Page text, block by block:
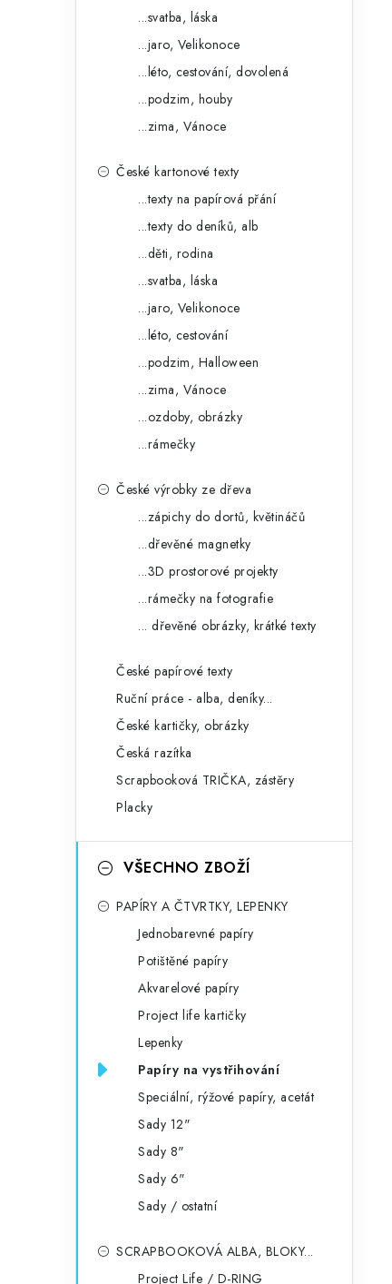
...svatba, láska
...jaro, Velikonoce
...léto, cestování, dovolená
...podzim, houby
...zima, Vánoce
České kartonové texty
...texty na papírová přání
...texty do deníků, alb
...děti, rodina
...svatba, láska
...jaro, Velikonoce
...léto, cestování
...podzim, Halloween
...zima, Vánoce
...ozdoby, obrázky
...rámečky
České výrobky ze dřeva
...zápichy do dortů, květináčů
...dřevěné magnetky
...3D prostorové projekty
...rámečky na fotografie
... dřevěné obrázky, krátké texty
České papírové texty
Ruční práce - alba, deníky...
České kartičky, obrázky
Česká razítka
Scrapbooková TRIČKA, zástěry
Placky
VŠECHNO ZBOŽÍ
PAPÍRY A ČTVRTKY, LEPENKY
Jednobarevné papíry
Potištěné papíry
Akvarelové papíry
Project life kartičky
Lepenky
Papíry na vystřihování
Speciální, rýžové papíry, acetát
Sady 12"
Sady 8"
Sady 6"
Sady / ostatní
SCRAPBOOKOVÁ ALBA, BLOKY...
Project Life / D-RING